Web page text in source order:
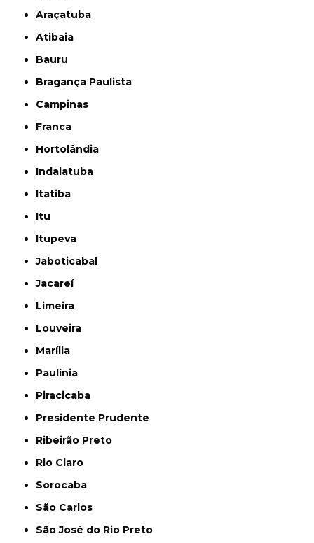
Araçatuba
Atibaia
Bauru
Bragança Paulista
Campinas
Franca
Hortolândia
Indaiatuba
Itatiba
Itu
Itupeva
Jaboticabal
Jacareí
Limeira
Louveira
Marília
Paulínia
Piracicaba
Presidente Prudente
Ribeirão Preto
Rio Claro
Sorocaba
São Carlos
São José do Rio Preto